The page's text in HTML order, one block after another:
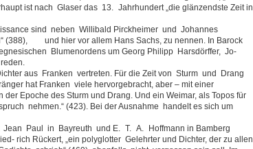
ist nach Glaser das 13. Jahrhundert „die glänzendste Zeit in
sind neben Willibald Pirckheimer und Johannes
(388),
und hier vor allem Hans Sachs, zu nennen. In Barock
Blumenordens um Georg Philipp Harsdörffer, Jo-
aus Franken vertreten. Für die Zeit von Sturm und Drang
hat Franken viele hervorgebracht, aber – mit einer
Epoche des Sturm und Drang. Und ein Weimar, als Topos für
nehmen.“ (423). Bei der Ausnahme handelt es sich um
Paul in Bayreuth und E. T. A. Hoffmann in Bamberg
rich Rückert, „ein polyglotter Gelehrter und Dichter, der zu allen